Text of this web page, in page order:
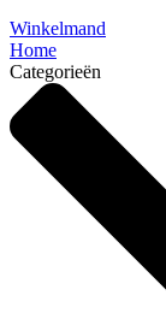
Winkelmand
Home
Categorieën